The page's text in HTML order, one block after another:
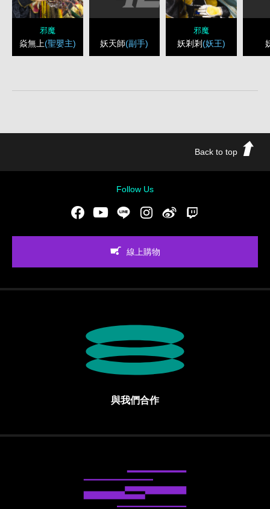
邪魔
焱無上(聖嬰主) 妖天師(副手)
邪魔
妖剎剎(妖王)
Back to top
Follow Us
FacebookYoutubeLINE Instgram新浪微博
線上購物
與我們合作